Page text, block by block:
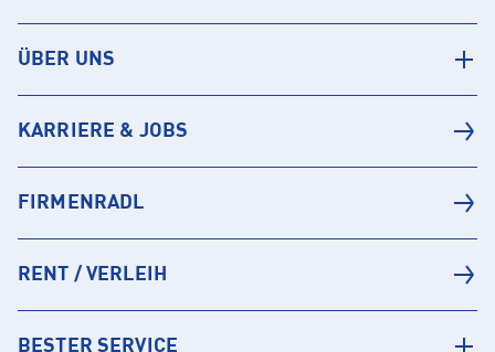
ÜBER UNS
KARRIERE & JOBS
FIRMENRADL
RENT / VERLEIH
BESTER SERVICE